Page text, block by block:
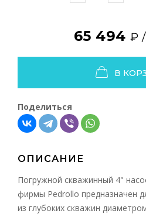
65 494 ₽ /
В
Поделиться
ОПИСАНИЕ
Погружной скважинный 4"
фирмы Pedrollo предназначен
из глубоких скважин